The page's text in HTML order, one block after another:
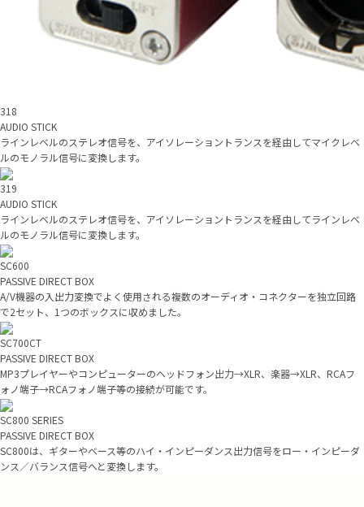
318
AUDIO STICK
ラインレベルのステレオ信号を、アイソレーショントランスを経由してマイクレベ
ルのモノラル信号に変換します。
319
AUDIO STICK
ラインレベルのステレオ信号を、アイソレーショントランスを経由してラインレベ
ルのモノラル信号に変換します。
SC600
PASSIVE DIRECT BOX
A/V機器の入出力変換でよく使用される複数のオーディオ・コネクターを独立回路
で2セット、1つのボックスに収めました。
SC700CT
PASSIVE DIRECT BOX
MP3プレイヤーやコンピューターのヘッドフォン出力→XLR、楽器→XLR、RCAフ
ォノ端子→RCAフォノ端子等の接続が可能です。
SC800 SERIES
PASSIVE DIRECT BOX
SC800は、ギターやベース等のハイ・インピーダンス出力信号をロー・インピーダ
ンス／バランス信号へと変換します。